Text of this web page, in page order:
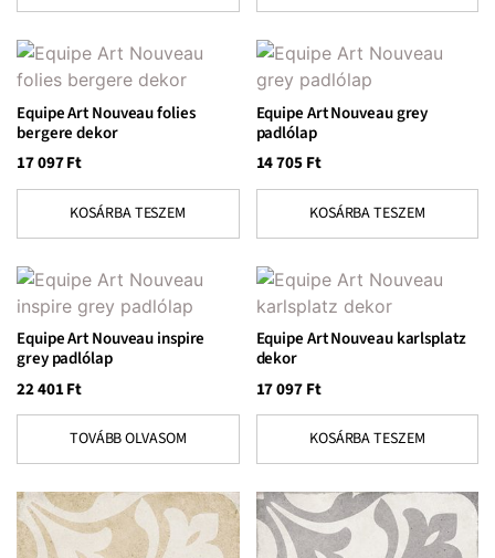
Equipe Art Nouveau folies
bergere dekor
17 097Ft
KOSÁRBA TESZEM
Equipe Art Nouveau grey
padlólap
14 705Ft
KOSÁRBA TESZEM
Equipe Art Nouveau inspire
grey padlólap
22 401Ft
TOVÁBB OLVASOM
Equipe Art Nouveau karlsplatz
dekor
17 097Ft
KOSÁRBA TESZEM